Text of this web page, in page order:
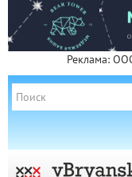
Реклама: